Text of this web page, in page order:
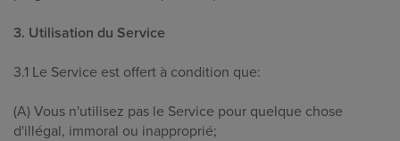
3. Utilisation du Service
3.1 Le Service est offert à condition que:
(A) Vous n'utilisez pas le Service pour quelque chose
d'illégal, immoral ou inapproprié;